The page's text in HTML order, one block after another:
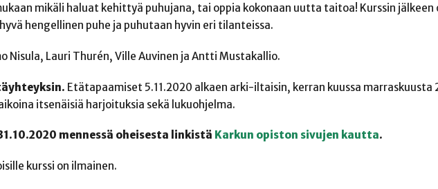
mikäli haluat kehittyä puhujana, tai oppia kokonaan uutta taitoa! Kurssin jälkeen
hengellinen puhe ja puhutaan hyvin eri tilanteissa.
Nisula, Lauri Thurén, Ville Auvinen ja Antti Mustakallio.
Etätapaamiset 5.11.2020 alkaen arki-iltaisin, kerran kuussa marraskuusta
itsenäisiä harjoituksia sekä lukuohjelma.
mennessä oheisesta linkistä Karkun opiston sivujen kautta.
kurssi on ilmainen.